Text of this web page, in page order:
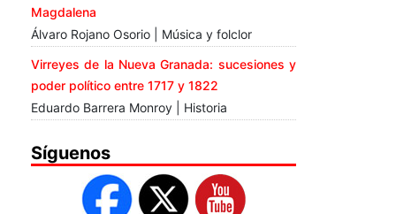
Magdalena
Álvaro Rojano Osorio | Música y folclor
Virreyes de la Nueva Granada: sucesiones y
poder político entre 1717 y 1822
Eduardo Barrera Monroy | Historia
Síguenos